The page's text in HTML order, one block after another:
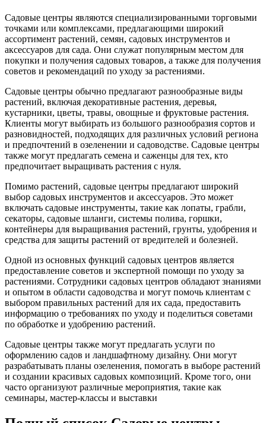
Садовые центры являются специализированными торговыми
точками или комплексами, предлагающими широкий
ассортимент растений, семян, садовых инструментов и
аксессуаров для сада. Они служат популярным местом для
покупки и получения садовых товаров, а также для получения
советов и рекомендаций по уходу за растениями.
Садовые центры обычно предлагают разнообразные виды
растений, включая декоративные растения, деревья,
кустарники, цветы, травы, овощные и фруктовые растения.
Клиенты могут выбирать из большого разнообразия сортов и
разновидностей, подходящих для различных условий региона
и предпочтений в озеленении и садоводстве. Садовые центры
также могут предлагать семена и саженцы для тех, кто
предпочитает выращивать растения с нуля.
Помимо растений, садовые центры предлагают широкий
выбор садовых инструментов и аксессуаров. Это может
включать садовые инструменты, такие как лопаты, грабли,
секаторы, садовые шланги, системы полива, горшки,
контейнеры для выращивания растений, грунты, удобрения и
средства для защиты растений от вредителей и болезней.
Одной из основных функций садовых центров является
предоставление советов и экспертной помощи по уходу за
растениями. Сотрудники садовых центров обладают знаниями
и опытом в области садоводства и могут помочь клиентам с
выбором правильных растений для их сада, предоставить
информацию о требованиях по уходу и поделиться советами
по обработке и удобрению растений.
Садовые центры также могут предлагать услуги по
оформлению садов и ландшафтному дизайну. Они могут
разрабатывать планы озеленения, помогать в выборе растений
и создании красивых садовых композиций. Кроме того, они
часто организуют различные мероприятия, такие как
семинары, мастер-классы и выставки